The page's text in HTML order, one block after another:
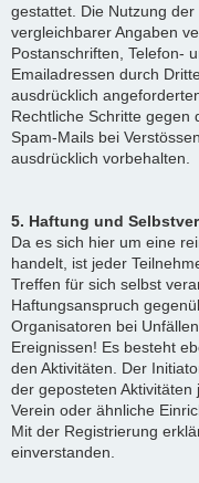
gestattet. Die Nutzung
vergleichbarer Angaben
Postanschriften, Telefon-
Emailadressen durch
ausdrücklich
Rechtliche Schritte gegen
Spam-Mails bei
ausdrücklich vorbehalten.
5. Haftung und
Da es sich hier um eine
handelt, ist jeder
Treffen für sich selbst
Haftungsanspruch
Organisatoren bei
Ereignissen! Es besteht
den Aktivitäten. Der
der geposteten
Verein oder ähnliche
Mit der Registrierung
einverstanden.